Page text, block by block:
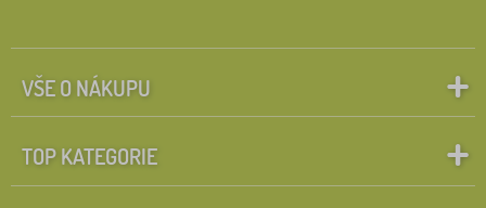
VŠE O NÁKUPU
TOP KATEGORIE